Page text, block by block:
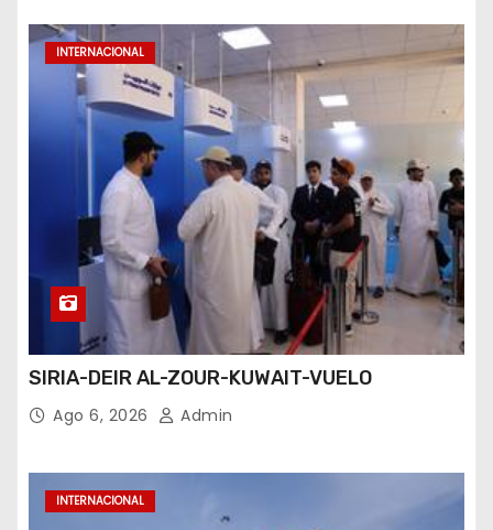
INTERNACIONAL
SIRIA-DEIR AL-ZOUR-KUWAIT-VUELO
Ago 6, 2026 Admin
INTERNACIONAL